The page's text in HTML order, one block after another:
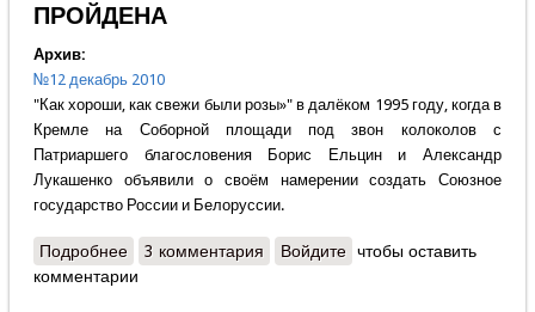
ПРОЙДЕНА
Архив:
№12 декабрь 2010
"Как хороши, как свежи были розы»" в далёком 1995 году, когда в
Кремле на Соборной площади под звон колоколов с
Патриаршего благословения Борис Ельцин и Александр
Лукашенко объявили о своём намерении создать Союзное
государство России и Белоруссии.
Подробнеео Николай Леонов - ТОЧКА НЕВОЗВРАТА
ПРОЙДЕНА
3 комментария Войдите чтобы оставить
комментарии